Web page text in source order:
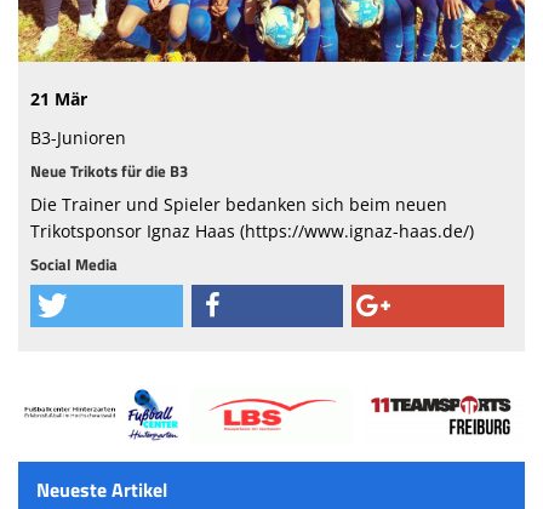
21 Mär
B3-Junioren
Neue Trikots für die B3
Die Trainer und Spieler bedanken sich beim neuen
Trikotsponsor Ignaz Haas (https://www.ignaz-haas.de/)
Social Media
Neueste Artikel